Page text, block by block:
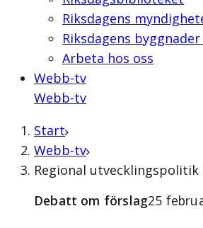
Riksdagens
Riksdagens
Arbeta hos oss
Webb-tv
Webb-tv
Start
Webb-tv
Regional
Debatt om förslag25